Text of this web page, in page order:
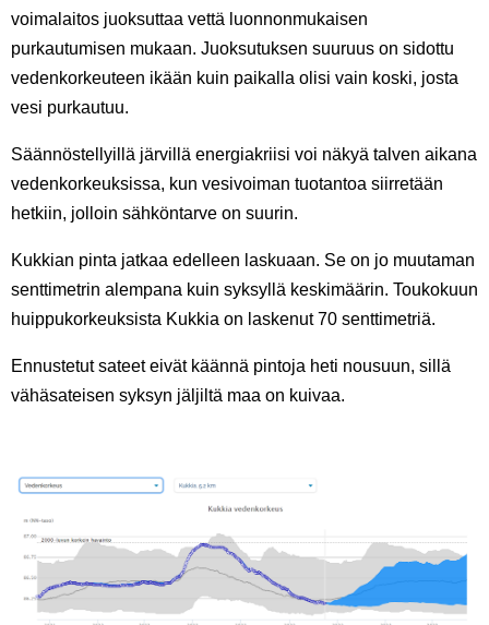
voimalaitos juoksuttaa vettä luonnonmukaisen
purkautumisen mukaan. Juoksutuksen suuruus on sidottu
vedenkorkeuteen ikään kuin paikalla olisi vain koski, josta
vesi purkautuu.
Säännöstellyillä järvillä energiakriisi voi näkyä talven aikana
vedenkorkeuksissa, kun vesivoiman tuotantoa siirretään
hetkiin, jolloin sähköntarve on suurin.
Kukkian pinta jatkaa edelleen laskuaan. Se on jo muutaman
senttimetrin alempana kuin syksyllä keskimäärin. Toukokuun
huippukorkeuksista Kukkia on laskenut 70 senttimetriä.
Ennustetut sateet eivät käännä pintoja heti nousuun, sillä
vähäsateisen syksyn jäljiltä maa on kuivaa.